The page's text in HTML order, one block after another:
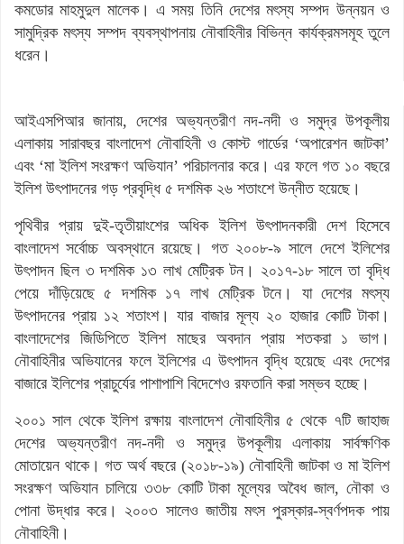
কমডোর মাহমুদুল মালেক। এ সময় তিনি দেশের মৎস্য সম্পদ উন্নয়ন ও
সামুদ্রিক মৎস্য সম্পদ ব্যবস্থাপনায় নৌবাহিনীর বিভিন্ন কার্যক্রমসমূহ তুলে
ধরেন।
আইএসপিআর জানায়, দেশের অভ্যন্তরীণ নদ-নদী ও সমুদ্র উপকূলীয়
এলাকায় সারাবছর বাংলাদেশ নৌবাহিনী ও কোস্ট গার্ডের ‘অপারেশন জাটকা’
এবং ‘মা ইলিশ সংরক্ষণ অভিযান’ পরিচালনার করে। এর ফলে গত ১০ বছরে
ইলিশ উৎপাদনের গড় প্রবৃদ্ধি ৫ দশমিক ২৬ শতাংশে উন্নীত হয়েছে।
পৃথিবীর প্রায় দুই-তৃতীয়াংশের অধিক ইলিশ উৎপাদনকারী দেশ হিসেবে
বাংলাদেশ সর্বোচ্চ অবস্থানে রয়েছে। গত ২০০৮-৯ সালে দেশে ইলিশের
উৎপাদন ছিল ৩ দশমিক ১৩ লাখ মেট্রিক টন। ২০১৭-১৮ সালে তা বৃদ্ধি
পেয়ে দাঁড়িয়েছে ৫ দশমিক ১৭ লাখ মেট্রিক টনে। যা দেশের মৎস্য
উৎপাদনের প্রায় ১২ শতাংশ। যার বাজার মূল্য ২০ হাজার কোটি টাকা।
বাংলাদেশের জিডিপিতে ইলিশ মাছের অবদান প্রায় শতকরা ১ ভাগ।
নৌবাহিনীর অভিযানের ফলে ইলিশের এ উৎপাদন বৃদ্ধি হয়েছে এবং দেশের
বাজারে ইলিশের প্রাচুর্যের পাশাপাশি বিদেশেও রফতানি করা সম্ভব হচ্ছে।
২০০১ সাল থেকে ইলিশ রক্ষায় বাংলাদেশ নৌবাহিনীর ৫ থেকে ৭টি জাহাজ
দেশের অভ্যন্তরীণ নদ-নদী ও সমুদ্র উপকূলীয় এলাকায় সার্বক্ষণিক
মোতায়েন থাকে। গত অর্থ বছরে (২০১৮-১৯) নৌবাহিনী জাটকা ও মা ইলিশ
সংরক্ষণ অভিযান চালিয়ে ৩৩৮ কোটি টাকা মূল্যের অবৈধ জাল, নৌকা ও
পোনা উদ্ধার করে। ২০০৩ সালেও জাতীয় মৎস পুরস্কার-স্বর্ণপদক পায়
নৌবাহিনী।